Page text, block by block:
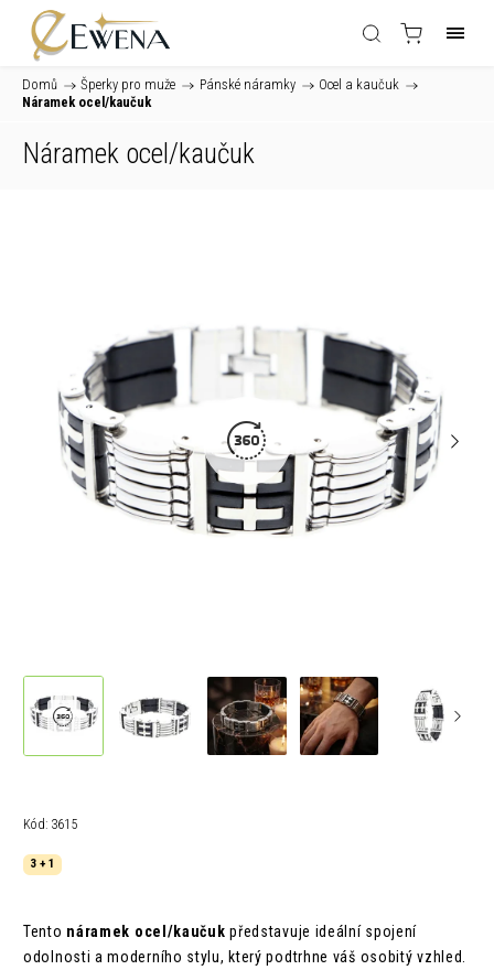
Domů / Šperky pro muže / Pánské náramky / Ocel a kaučuk /
Náramek ocel/kaučuk
Náramek ocel/kaučuk
Kód: 3615
3 + 1
Tento náramek ocel/kaučuk představuje ideální spojení
odolnosti a moderního stylu, který podtrhne váš osobitý vzhled.